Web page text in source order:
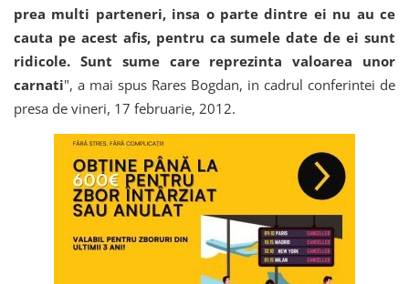
prea multi parteneri, insa o parte dintre ei nu au ce
cauta pe acest afis, pentru ca sumele date de ei sunt
ridicole. Sunt sume care reprezinta valoarea unor
carnati", a mai spus Rares Bogdan, in cadrul conferintei de
presa de vineri, 17 februarie, 2012.